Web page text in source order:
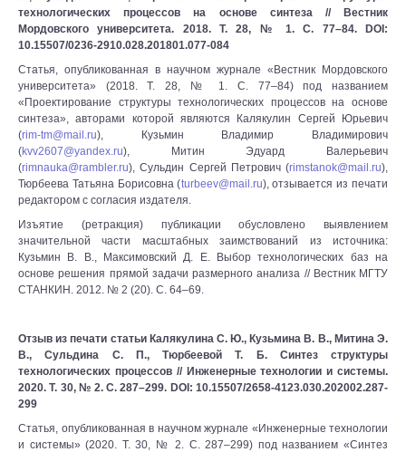
технологических процессов на основе синтеза // Вестник
Мордовского университета. 2018. Т. 28, № 1. С. 77–84. DOI:
10.15507/0236-2910.028.201801.077-084
Статья, опубликованная в научном журнале «Вестник Мордовского
университета» (2018. Т. 28, № 1. С. 77–84) под названием
«Проектирование структуры технологических процессов на основе
синтеза», авторами которой являются Калякулин Сергей Юрьевич
(rim-tm@mail.ru), Кузьмин Владимир Владимирович
(kvv2607@yandex.ru), Митин Эдуард Валерьевич
(rimnauka@rambler.ru), Сульдин Сергей Петрович (rimstanok@mail.ru),
Тюрбеева Татьяна Борисовна (turbeev@mail.ru), отзывается из печати
редактором с согласия издателя.
Изъятие (ретракция) публикации обусловлено выявлением
значительной части масштабных заимствований из источника:
Кузьмин В. В., Максимовский Д. Е. Выбор технологических баз на
основе решения прямой задачи размерного анализа // Вестник МГТУ
СТАНКИН. 2012. № 2 (20). С. 64–69.
Отзыв из печати статьи Калякулина С. Ю., Кузьмина В. В., Митина Э.
В., Сульдина С. П., Тюрбеевой Т. Б. Синтез структуры
технологических процессов // Инженерные технологии и системы.
2020. Т. 30, № 2. С. 287–299. DOI: 10.15507/2658-4123.030.202002.287-
299
Статья, опубликованная в научном журнале «Инженерные технологии
и системы» (2020. Т. 30, № 2. С. 287–299) под названием «Синтез